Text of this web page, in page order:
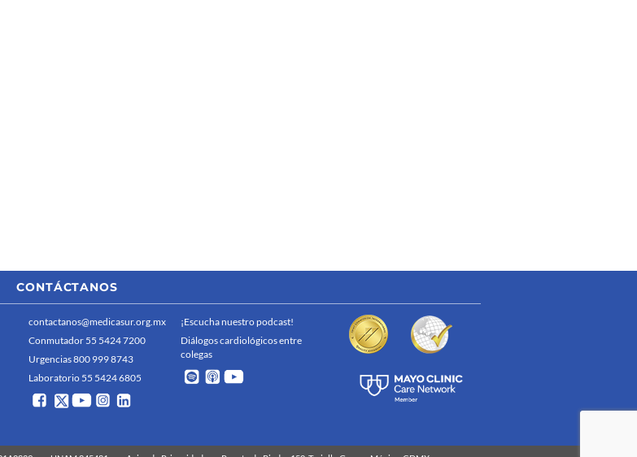
CONTÁCTANOS
contactanos@medicasur.org.mx
Conmutador 55 5424 7200
Urgencias 800 999 8743
Laboratorio 55 5424 6805
¡Escucha nuestro podcast!
Diálogos cardiológicos entre
colegas